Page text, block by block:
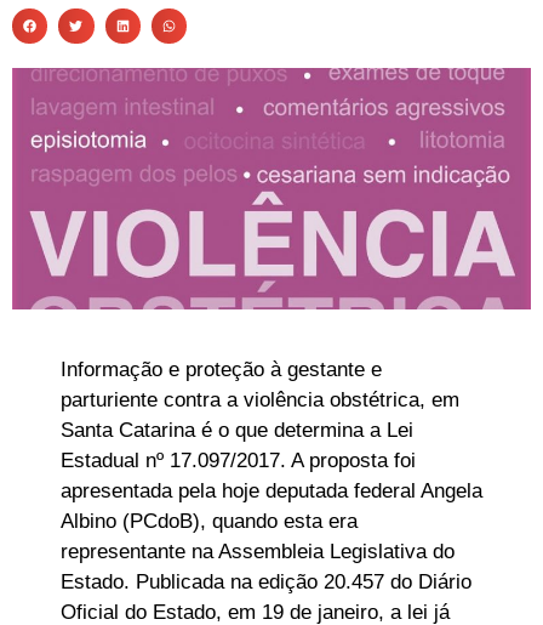
Informação e proteção à gestante e
parturiente contra a violência obstétrica, em
Santa Catarina é o que determina a Lei
Estadual nº 17.097/2017. A proposta foi
apresentada pela hoje deputada federal Angela
Albino (PCdoB), quando esta era
representante na Assembleia Legislativa do
Estado. Publicada na edição 20.457 do Diário
Oficial do Estado, em 19 de janeiro, a lei já